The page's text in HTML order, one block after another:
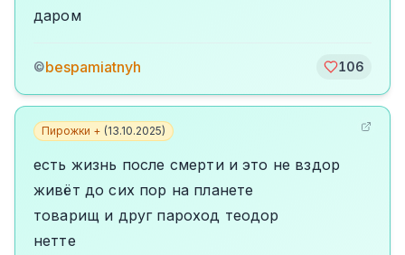
даром
©bespamiatnyh 106
Пирожки + (13.10.2025)
есть жизнь после смерти и это не вздор
живёт до сих пор на планете
товарищ и друг пароход теодор
нетте